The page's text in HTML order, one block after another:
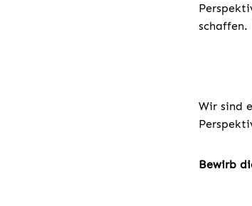
Wir sind
Bewirb